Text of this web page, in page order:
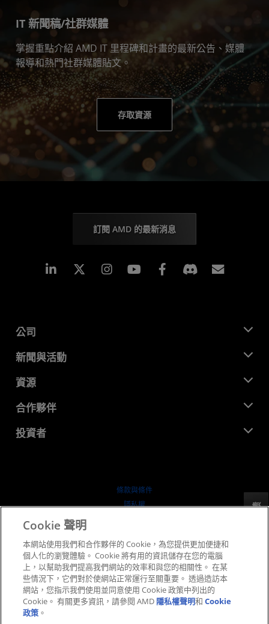
IT 新聞稿/社群媒體
掌握重點介紹 AMD IT 里程碑和計畫的最新公告、媒體
報導和熱門社群媒體貼文。
存取資源
訂閱 AMD 的最新消息
Linkedin Instagram Facebook
公司
關於 AMD
企業責任
招聘
聯絡我們
新聞與活動
新聞室
媒體庫
資源
開發者中心
案例研究
合作夥伴
AMD 合作夥伴中心
投資者
條款與條件
隱私權
公平公開競爭
英國稅務策略
Cookie 政策
Cookie 設定
反馈
Cookie 聲明
本網站使用我們和合作夥伴的 Cookie，為您提供更加便捷和
個人化的瀏覽體驗。 Cookie 將有用的資訊儲存在您的電腦
上，以幫助我們提高我們網站的效率和與您的相關性。 在某
些情況下，它們對於使網站正常運行至關重要。 透過造訪本
網站，您指示我們使用並同意使用 Cookie 政策中列出的
Cookie。 有關更多資訊，請參閱 AMD 隱私權聲明和Cookie
政策 。